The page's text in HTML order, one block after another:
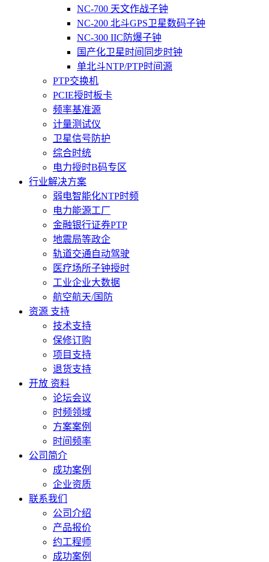
NC-700 天文作战子钟
NC-200 北斗GPS卫星数码子钟
NC-300 IIC防爆子钟
国产化卫星时间同步时钟
单北斗NTP/PTP时间源
PTP交换机
PCIE授时板卡
频率基准源
计量测试仪
卫星信号防护
综合时统
电力授时B码专区
行业解决方案
弱电智能化NTP时频
电力能源工厂
金融银行证券PTP
地震局等政企
轨道交通自动驾驶
医疗场所子钟授时
工业企业大数据
航空航天/国防
资源 支持
技术支持
保修订购
项目支持
退货支持
开放 资料
论坛会议
时频领域
方案案例
时间频率
公司简介
成功案例
企业资质
联系我们
公司介绍
产品报价
约工程师
成功案例